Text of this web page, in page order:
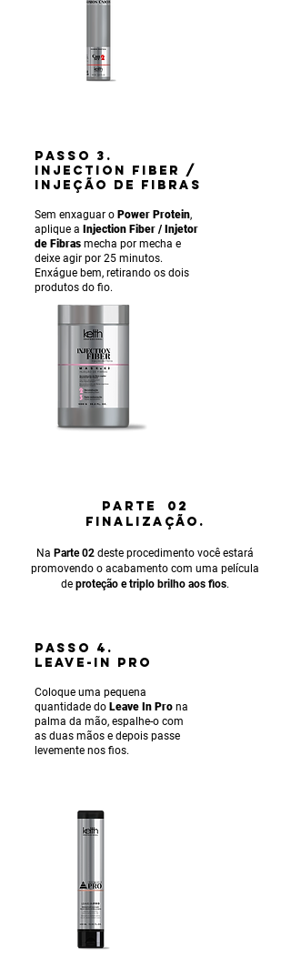
PASSO 3.
INJECTION FIBER /
INJEÇÃO DE FIBRAS
Sem enxaguar o Power Protein,
aplique a Injection Fiber / Injetor
de Fibras mecha por mecha e
deixe agir por 25 minutos.
Enxágue bem, retirando os dois
produtos do fio.
PARTE 02
FINALIZAÇÃO.
Na Parte 02 deste procedimento você estará
promovendo o acabamento com uma película
de proteção e triplo brilho aos fios.
PASSO 4.
LEAVE-IN PRO
Coloque uma pequena
quantidade do Leave In Pro na
palma da mão, espalhe-o com
as duas mãos e depois passe
levemente nos fios.